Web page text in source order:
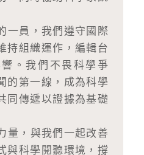
一員，我們遵守國際
持組織運作，編輯台
。我們不畏科學爭
的第一線，成為科學
同傳遞以證據為基礎
量，與我們一起改善
與科學閱聽環境，撐